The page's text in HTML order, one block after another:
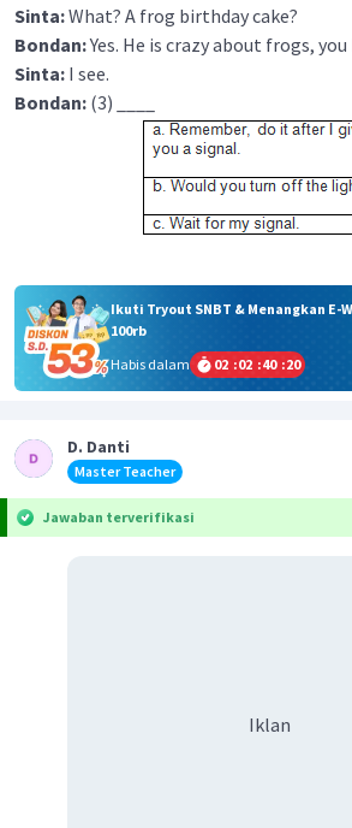
Sinta:What? A frog birthday cake?
Bondan:Yes. He is crazy about frogs, you
Sinta: I see.
Bondan: (3) ____
Ikuti Tryout SNBT & Menangkan E-
100rb
Habis dalam
02 :02 :40 :19
D. Danti
Master Teacher
Jawaban terverifikasi
Iklan